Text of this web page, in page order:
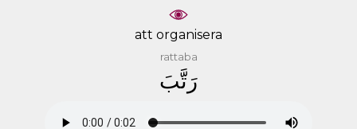
att organisera
rattaba
ﺭَﺗَّﺐَ